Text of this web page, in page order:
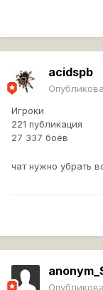
acidspb
Игроки
221 публикация
27 337 боёв
чат нужно убрать